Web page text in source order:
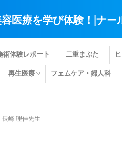
容医療を学び体験！|ナー
術体験レポート 二重まぶた
再生医療 フェムケア・婦人科
崎 理佳先生